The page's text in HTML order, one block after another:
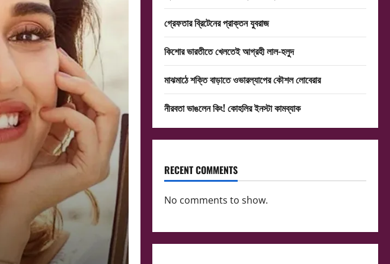
গ্রেফতার ব্রিটেনের প্রাক্তন যুবরাজ
কিশোর ভারতীতে খেলতেই আগ্রহী লাল-হলুদ
মাঝমাঠে শক্তি বাড়াতে ওভারল্যাপের কৌশল লোবেরার
নীরবতা ভাঙলেন কিং! কোহলির ইনস্টা কামব্যাক
RECENT COMMENTS
No comments to show.